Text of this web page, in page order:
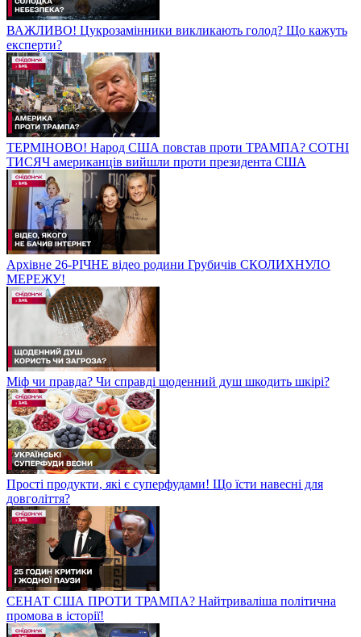
ВАЖЛИВО! Цукрозамінники викликають голод? Що кажуть
експерти?
ТЕРМІНОВО! Народ США повстав проти ТРАМПА? СОТНІ
ТИСЯЧ американців вийшли проти президента США
Архівне 26-РІЧНЕ відео родини Грубичів СКОЛИХНУЛО
МЕРЕЖУ!
Міф чи правда? Чи справді щоденний душ шкодить шкірі?
Прості продукти, які є суперфудами! Що їсти навесні для
довголіття?
СЕНАТ США ПРОТИ ТРАМПА? Найтриваліша політична
промова в історії!